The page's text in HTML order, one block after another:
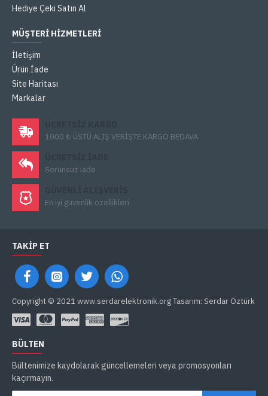
Hediye Çeki Satın Al
MÜŞTERI HIZMETLERI
İletişim
Ürün İade
Site Haritası
Markalar
1000 ₺ ÜSTÜ ALIŞ VERİŞTE KARGO BEDAVA
Sorunsuz iade
En iyi güvenlik özellikleri
TAKIP ET
Copyright © 2021 www.serdarelektronik.org Tasarım: Serdar Öztürk
BÜLTEN
Bültenimize kaydolarak güncellemeleri veya promosyonları
kaçırmayın.